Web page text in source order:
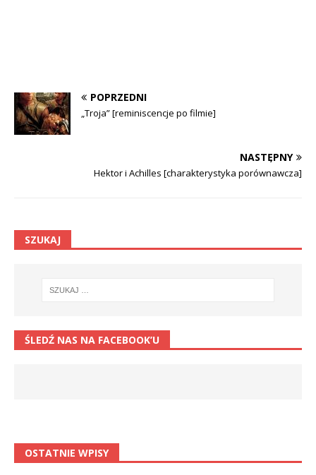
POPRZEDNI
„Troja” [reminiscencje po filmie]
NASTĘPNY
Hektor i Achilles [charakterystyka porównawcza]
SZUKAJ
ŚLEDŹ NAS NA FACEBOOK’U
OSTATNIE WPISY